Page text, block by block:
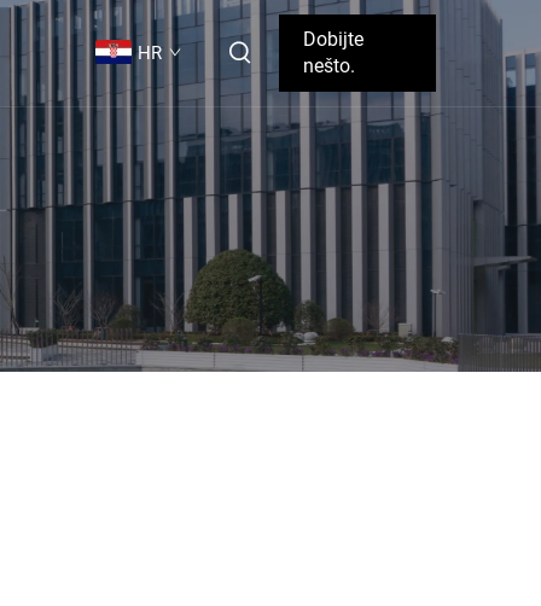
HR
Dobijte
nešto.